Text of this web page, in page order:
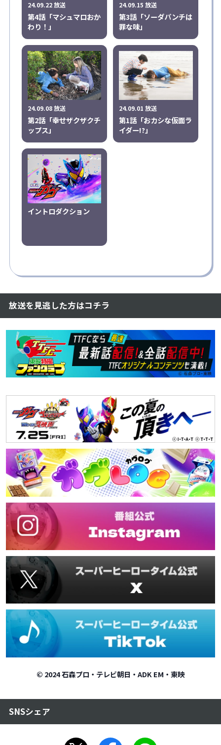
24.09.22 放送
第4話「マシュマロおか
わり！」
24.09.15 放送
第3話「ソーダパンチは
罪な味」
24.09.08 放送
第2話「幸せザクザクチ
ップス」
24.09.01 放送
第1話「おカシな仮面ラ
イダー!?」
イントロダクション
放送を見逃した方はコチラ
© 2024 石森プロ・テレビ朝日・ADK EM・東映
SNSシェア